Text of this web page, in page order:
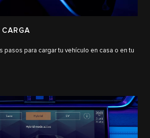
pasos para cargar tu vehículo en casa o en tu